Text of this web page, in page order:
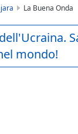
La Buena Onda
mondo!